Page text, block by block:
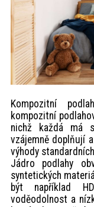
Kompozitní
kompozitní
nichž každá má
vzájemně doplňují
výhody
Jádro podlahy
syntetických
být například
voděodolnost a